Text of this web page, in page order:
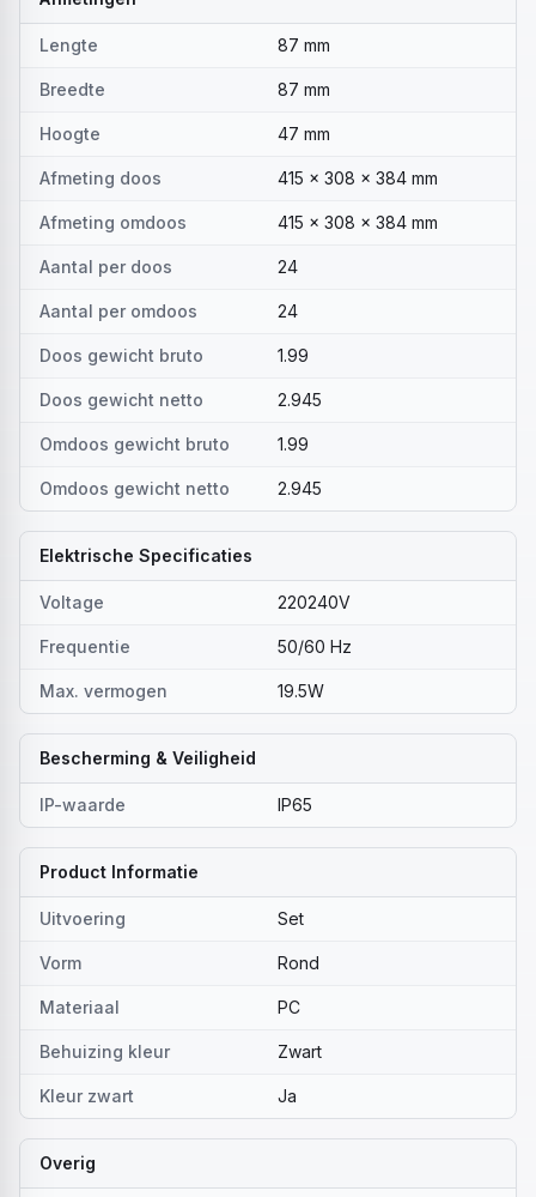
Lengte 87 mm
Breedte 87 mm
Hoogte 47 mm
Afmeting doos 415 x 308 x 384 mm
Afmeting omdoos 415 x 308 x 384 mm
Aantal per doos 24
Aantal per omdoos 24
Doos gewicht bruto 1.99
Doos gewicht netto 2.945
Omdoos gewicht bruto 1.99
Omdoos gewicht netto 2.945
Elektrische Specificaties
Voltage 220240V
Frequentie 50/60 Hz
Max. vermogen 19.5W
Bescherming & Veiligheid
IP-waarde IP65
Product Informatie
Uitvoering Set
Vorm Rond
Materiaal PC
Behuizing kleur Zwart
Kleur zwart Ja
Overig